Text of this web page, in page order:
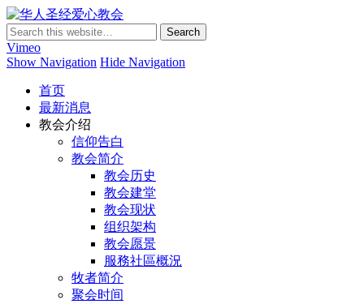
Vimeo
Show Navigation Hide Navigation
首页
最新消息
教会介绍
信仰告白
教会简介
教会历史
教会建堂
教会现状
组织架构
教会愿景
服務社區概況
牧者简介
聚会时间